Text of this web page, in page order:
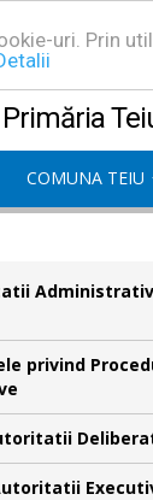
uri. Prin
Primăria
COMUNA TEIU
Administrativ
privind